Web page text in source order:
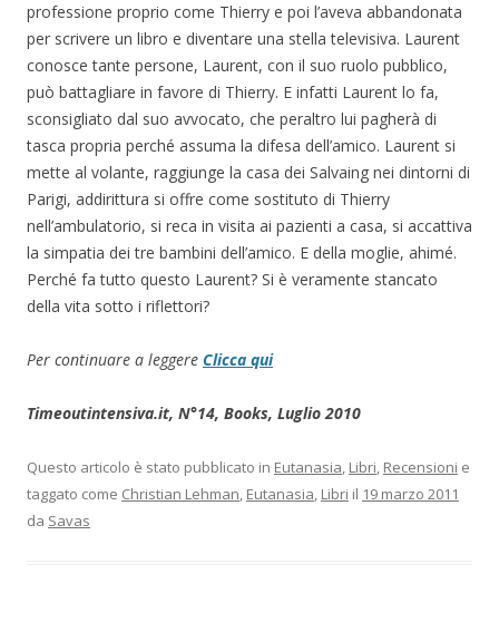
professione proprio come Thierry e poi l’aveva abbandonata
per scrivere un libro e diventare una stella televisiva. Laurent
conosce tante persone, Laurent, con il suo ruolo pubblico,
può battagliare in favore di Thierry. E infatti Laurent lo fa,
sconsigliato dal suo avvocato, che peraltro lui pagherà di
tasca propria perché assuma la difesa dell’amico. Laurent si
mette al volante, raggiunge la casa dei Salvaing nei dintorni di
Parigi, addirittura si offre come sostituto di Thierry
nell’ambulatorio, si reca in visita ai pazienti a casa, si accattiva
la simpatia dei tre bambini dell’amico. E della moglie, ahimé.
Perché fa tutto questo Laurent? Si è veramente stancato
della vita sotto i riflettori?
Per continuare a leggere Clicca qui
Timeoutintensiva.it, N°14, Books, Luglio 2010
Questo articolo è stato pubblicato in Eutanasia, Libri, Recensioni e
taggato come Christian Lehman, Eutanasia, Libri il 19 marzo 2011
da Savas